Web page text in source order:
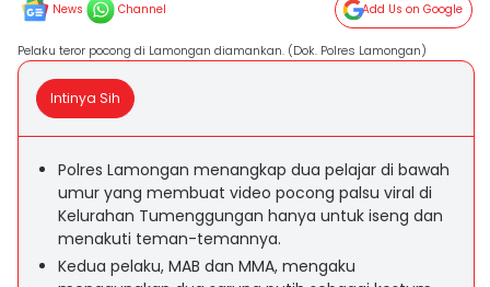
News Channel Add Us on Google
Pelaku teror pocong di Lamongan diamankan. (Dok. Polres Lamongan)
Intinya Sih
Polres Lamongan menangkap dua pelajar di bawah
umur yang membuat video pocong palsu viral di
Kelurahan Tumenggungan hanya untuk iseng dan
menakuti teman-temannya.
Kedua pelaku, MAB dan MMA, mengaku